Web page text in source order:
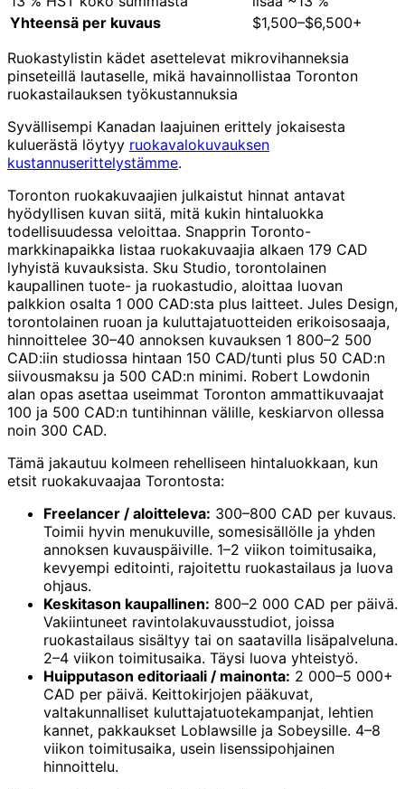
Yhteensä per kuvaus
$1,500–$6,500+
Ruokastylistin kädet asettelevat mikrovihanneksia
pinseteillä lautaselle, mikä havainnollistaa Toronton
ruokastailauksen työkustannuksia
Syvällisempi Kanadan laajuinen erittely jokaisesta
kuluerästä löytyy ruokavalokuvauksen
kustannuserittelystämme.
Toronton ruokakuvaajien julkaistut hinnat antavat
hyödyllisen kuvan siitä, mitä kukin hintaluokka
todellisuudessa veloittaa. Snapprin Toronto-
markkinapaikka listaa ruokakuvaajia alkaen 179 CAD
lyhyistä kuvauksista. Sku Studio, torontolainen
kaupallinen tuote- ja ruokastudio, aloittaa luovan
palkkion osalta 1 000 CAD:sta plus laitteet. Jules Design,
torontolainen ruoan ja kuluttajatuotteiden erikoisosaaja,
hinnoittelee 30–40 annoksen kuvauksen 1 800–2 500
CAD:iin studiossa hintaan 150 CAD/tunti plus 50 CAD:n
siivousmaksu ja 500 CAD:n minimi. Robert Lowdonin
alan opas asettaa useimmat Toronton ammattikuvaajat
100 ja 500 CAD:n tuntihinnan välille, keskiarvon ollessa
noin 300 CAD.
Tämä jakautuu kolmeen rehelliseen hintaluokkaan, kun
etsit ruokakuvaajaa Torontosta:
Freelancer / aloitteleva: 300–800 CAD per kuvaus.
Toimii hyvin menukuville, somesisällölle ja yhden
annoksen kuvauspäiville. 1–2 viikon toimitusaika,
kevyempi editointi, rajoitettu ruokastailaus ja luova
ohjaus.
Keskitason kaupallinen: 800–2 000 CAD per päivä.
Vakiintuneet ravintolakuvausstudiot, joissa
ruokastailaus sisältyy tai on saatavilla lisäpalveluna.
2–4 viikon toimitusaika. Täysi luova yhteistyö.
Huipputason editoriaali / mainonta: 2 000–5 000+
CAD per päivä. Keittokirjojen pääkuvat,
valtakunnalliset kuluttajatuotekampanjat, lehtien
kannet, pakkaukset Loblawsille ja Sobeysille. 4–8
viikon toimitusaika, usein lisenssipohjainen
hinnoittelu.